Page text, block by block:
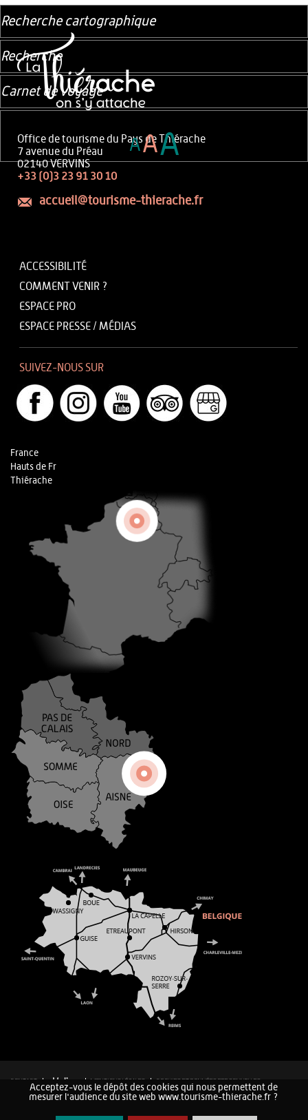
Office de tourisme du Pays de Thiérache
7 avenue du Préau
02140 VERVINS
+33 (0)3 23 91 30 10
accueil@tourisme-thierache.fr
ACCESSIBILITÉ
COMMENT VENIR ?
ESPACE PRO
ESPACE PRESSE / MÉDIAS
SUIVEZ-NOUS SUR
France
Hauts de Fr
Thiérache
CONTACT MENTIONS LÉGALES
COOKIES ET DONNÉES PERSONNELLES
PLAN DU SITE
Recherche cartographique
Recherche
Carnet de voyage
AAA
Acceptez-vous le dépôt des cookies qui nous permettent de
mesurer l'audience du site web www.tourisme-thierache.fr ?